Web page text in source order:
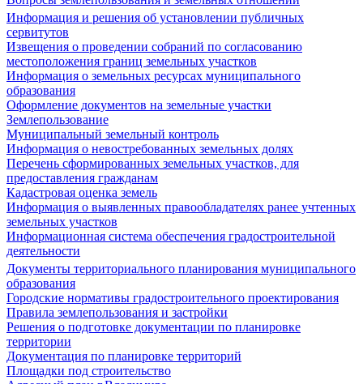
Информация и решения об установлении публичных
сервитутов
Извещения о проведении собраний по согласованию
местоположения границ земельных участков
Информация о земельных ресурсах муниципального
образования
Оформление документов на земельные участки
Землепользование
Муниципальный земельный контроль
Информация о невостребованных земельных долях
Перечень сформированных земельных участков, для
предоставления гражданам
Кадастровая оценка земель
Информация о выявленных правообладателях ранее учтенных
земельных участков
Информационная система обеспечения градостроительной
деятельности
Документы территориального планирования муниципального
образования
Городские нормативы градостроительного проектирования
Правила землепользования и застройки
Решения о подготовке документации по планировке
территории
Документация по планировке территорий
Площадки под строительство